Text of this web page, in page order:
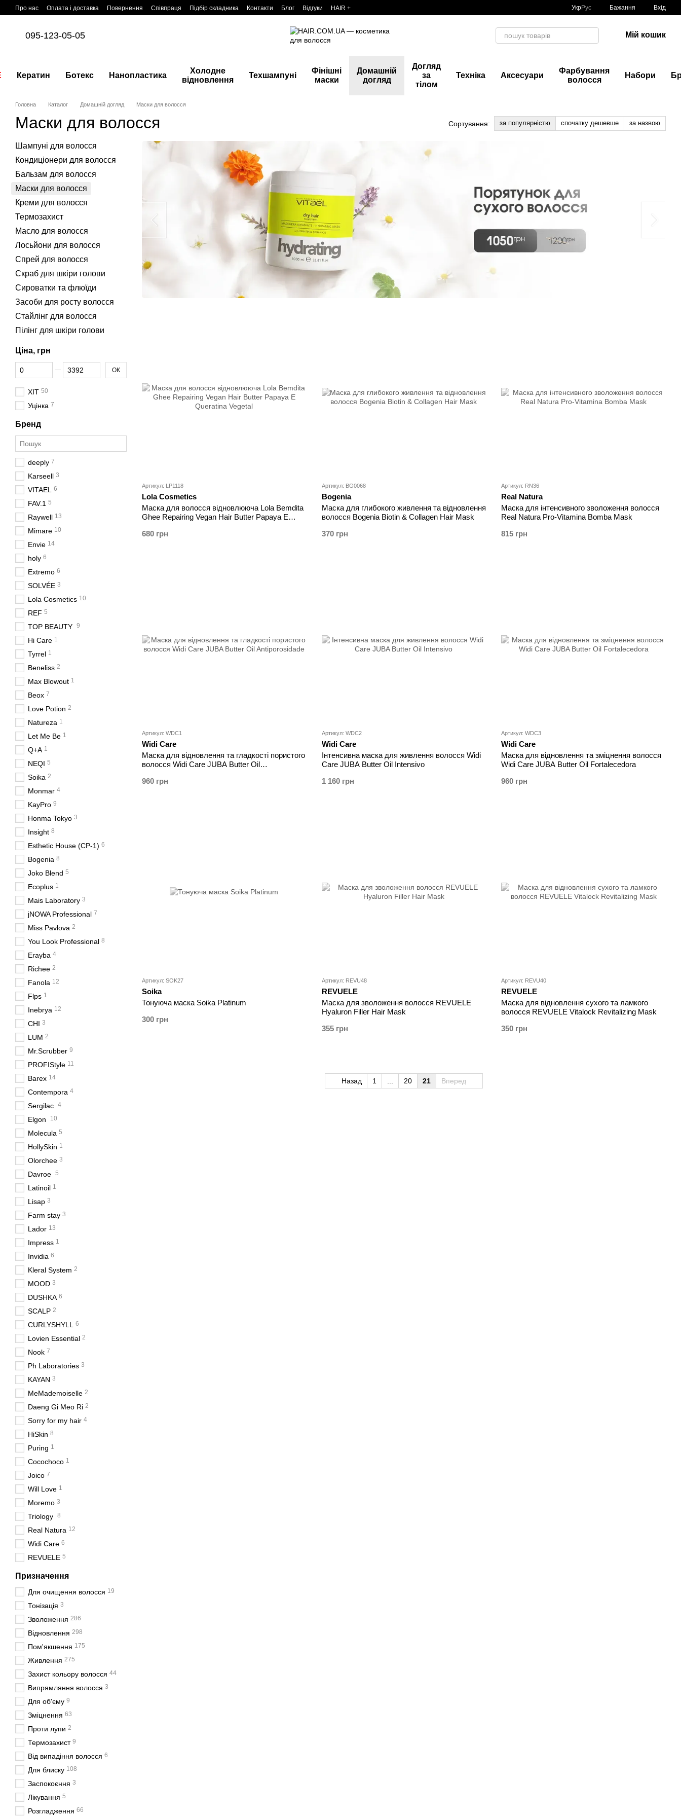
Перейти до основного контенту
Про нас Оплата і доставка Повернення Співпраця Підбір складника Контакти Блог Відгуки HAIR + УкрРус Бажання Вхід
095-123-05-05 Мій кошик
Кератин Ботекс Нанопластика
Холодне
відновлення
Техшампуні
Фінішні
маски
Домашній
догляд
Догляд
за
тілом
Техніка Аксесуари
Фарбування
волосся
Набори
Головна Каталог Домашній догляд Маски для волосся
Маски для волосся Сортування: за популярністю спочатку дешевше за назвою
Артикул: LP1118
Lola Cosmetics
Маска для волосся відновлююча Lola Bemdita
Ghee Repairing Vegan Hair Butter Papaya E
680 грн
Артикул: BG0068
Bogenia
Маска для глибокого живлення та відновлення
волосся Bogenia Biotin & Collagen Hair Mask
370 грн
Артикул: RN36
Real Natura
Маска для інтенсивного зволоження волосся
Real Natura Pro-Vitamina Bomba Mask
815 грн
Артикул: WDC1
Widi Care
Маска для відновлення та гладкості пористого
волосся Widi Care JUBA Butter Oil
960 грн
Артикул: WDC2
Widi Care
Інтенсивна маска для живлення волосся Widi
Care JUBA Butter Oil Intensivo
1 160 грн
Артикул: WDC3
Widi Care
Маска для відновлення та зміцнення волосся
Widi Care JUBA Butter Oil Fortalecedora
960 грн
Артикул: SOK27
Soika
Тонуюча маска Soika Platinum
300 грн
Артикул: REVU48
REVUELE
Маска для зволоження волосся REVUELE
Hyaluron Filler Hair Mask
355 грн
Артикул: REVU40
REVUELE
Маска для відновлення сухого та ламкого
волосся REVUELE Vitalock Revitalizing Mask
350 грн
Назад 1 20 21 Вперед
Шампуні для волосся
Кондиціонери для волосся
Бальзам для волосся
Маски для волосся
Креми для волосся
Термозахист
Масло для волосся
Лосьйони для волосся
Спрей для волосся
Скраб для шкіри голови
Сироватки та флюїди
Засоби для росту волосся
Стайлінг для волосся
Пілінг для шкіри голови
Ціна, грн
Від Ціна, грн
До Ціна, грн ОК
ХІТ 50
Уцінка 7
Бренд
deeply 7
Karseell 3
VITAEL 6
FAV.1 5
Raywell 13
Mimare 10
Envie 14
holy 6
Extremo 6
SOLVÉE 3
Lola Cosmetics 10
REF 5
TOP BEAUTY 9
Hi Care 1
Tyrrel 1
Beneliss 2
Max Blowout 1
Beox 7
Love Potion 2
Natureza 1
Let Me Be 1
Q+A 1
NEQI 5
Soika 2
Monmar 4
KayPro 9
Honma Tokyo 3
Insight 8
Esthetic House (CP-1) 6
Bogenia 8
Joko Blend 5
Ecoplus 1
Mais Laboratory 3
jNOWA Professional 7
Miss Pavlova 2
You Look Professional 8
Erayba 4
Richee 2
Fanola 12
Flps 1
Inebrya 12
CHI 3
LUM 2
Mr.Scrubber 9
PROFIStyle 11
Barex 14
Contempora 4
Sergilac 4
Elgon 10
Molecula 5
HollySkin 1
Olorchee 3
Davroe 5
Latinoil 1
Lisap 3
Farm stay 3
Lador 13
Impress 1
Invidia 6
Kleral System 2
MOOD 3
DUSHKA 6
SCALP 2
CURLYSHYLL 6
Lovien Essential 2
Nook 7
Ph Laboratories 3
KAYAN 3
MeMademoiselle 2
Daeng Gi Meo Ri 2
Sorry for my hair 4
HiSkin 8
Puring 1
Cocochoco 1
Joico 7
Will Love 1
Moremo 3
Triology 8
Real Natura 12
Widi Care 6
REVUELE 5
Призначення
Для очищення волосся 19
Тонізація 3
Зволоження 286
Відновлення 298
Пом'якшення 175
Живлення 275
Захист кольору волосся 44
Випрямляння волосся 3
Для об'єму 9
Зміцнення 63
Проти лупи 2
Термозахист 9
Від випадіння волосся 6
Для блиску 108
Заспокоєння 3
Лікування 5
Розгладження 66